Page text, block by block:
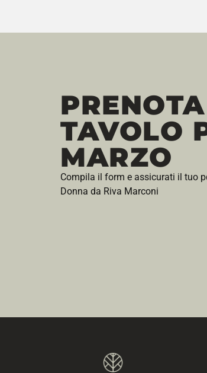
TAVOLO
MARZO
Compila il form e assicurati il tuo
Donna da Riva Marconi